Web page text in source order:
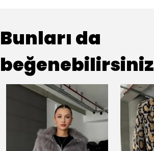
Bunları da
beğenebilirsiniz